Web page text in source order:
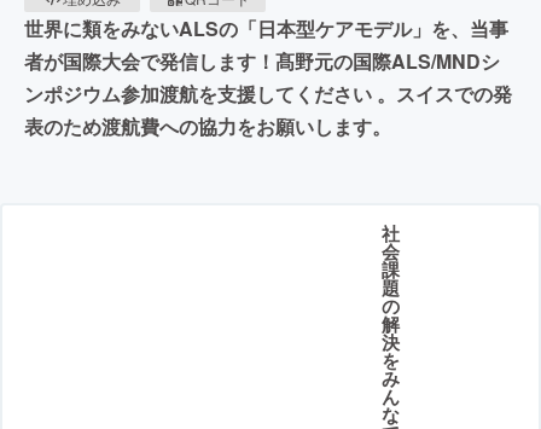
世界に類をみないALSの「日本型ケアモデル」を、当事
者が国際大会で発信します！髙野元の国際ALS/MNDシ
ンポジウム参加渡航を支援してください 。スイスでの発
表のため渡航費への協力をお願いします。
社
会
課
題
の
解
決
を
み
ん
な